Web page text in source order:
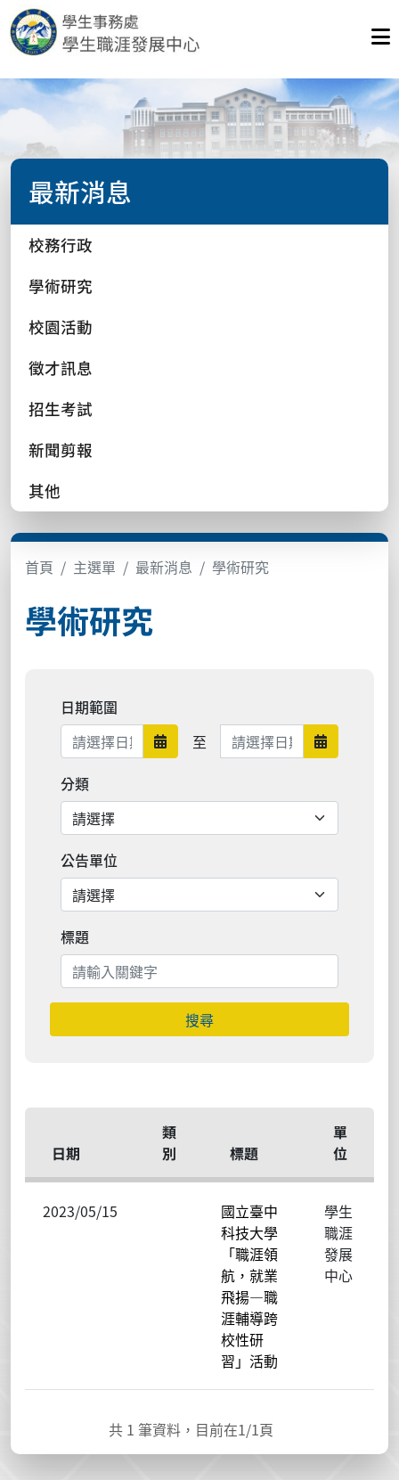
最新消息
校務行政
學術研究
校園活動
徵才訊息
招生考試
新聞剪報
其他
首頁 主選單 最新消息 學術研究
學術研究
日期範圍
日期範圍開始
至 日期範圍結束 日期範圍
分類
公告單位
標題
搜尋
日期
類
別
標題
單
位
2023/05/15
國立臺中
科技大學
「職涯領
航，就業
飛揚—職
涯輔導跨
校性研
習」活動
學生
職涯
發展
中心
共 1 筆資料，目前在1/1頁